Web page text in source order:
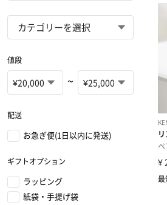
値段
~
配送
お急ぎ便(1日以内に発送)
ギフトオプション
ラッピング
紙袋・手提げ袋